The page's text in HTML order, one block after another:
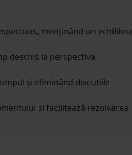
menținând un echilibru
deschis la perspectiva
și eliminând discuțiile
și facilitează rezolvarea